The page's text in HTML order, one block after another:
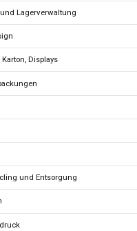
Lagerverwaltung
Karton, Displays
und Entsorgung